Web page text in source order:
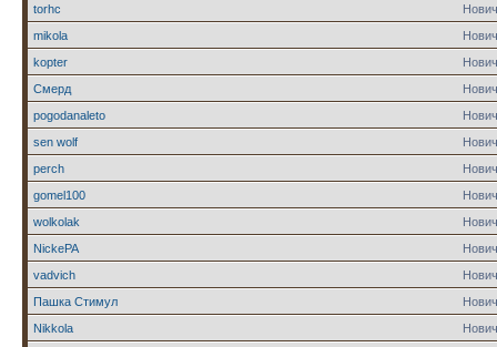
torhc
mikola
kopter
Смерд
pogodanaleto
sen wolf
perch
gomel100
wolkolak
NickePA
vadvich
Пашка Стимул
Nikkola